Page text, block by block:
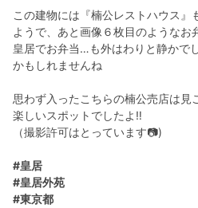
この建物には『楠公レストハウス』
ようで、あと画像６枚目のようなお
皇居でお弁当…も外はわりと静かで
かもしれませんね
思わず入ったこちらの楠公売店は見
楽しいスポットでしたよ‼
（撮影許可はとっています📷)
#皇居
#皇居外苑
#東京都